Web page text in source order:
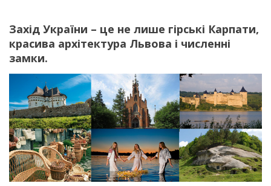
Захід України – це не лише гірські Карпати,
красива архітектура Львова і численні
замки.